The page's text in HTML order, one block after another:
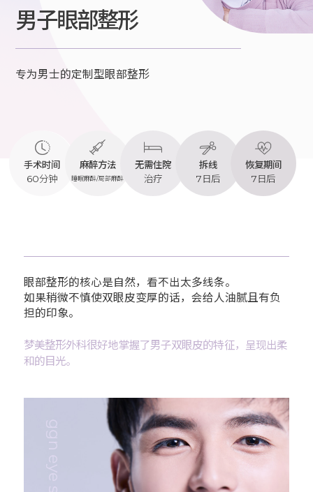
男子眼部整形
专为男士的定制型眼部整形
手术时间
60分钟
麻醉方法
睡眠麻醉/局部麻醉
无需住院
治疗
拆线
7日后
恢复期间
7日后
眼部整形的核心是自然，看不出太多线条。
如果稍微不慎使双眼皮变厚的话，会给人油腻且有负
担的印象。
梦美整形外科很好地掌握了男子双眼皮的特征，呈现出柔
和的目光。